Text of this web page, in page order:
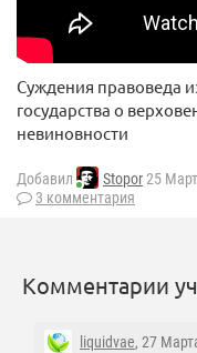
Суждения правоведа
государства о
невиновности
Добавил Stopor25
3 комментария
Комментарии
liquidvae, 27